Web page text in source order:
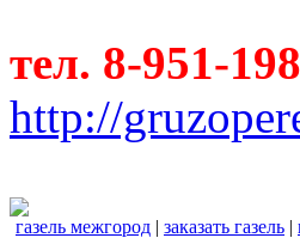
тел. 8-951-
http://
газель межгород | заказать газель |